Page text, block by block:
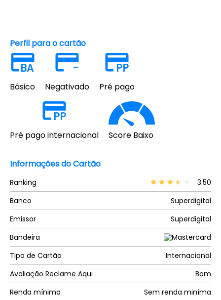
Perfil para o cartão
BA
Básico
-
Negativado
PP
Pré pago
PP
Pré pago internacional Score Baixo
Informações do Cartão
Ranking
3.50
Banco
Superdigital
Emissor
Superdigital
Bandeira
Tipo de Cartão
Internacional
Avaliação Reclame Aqui
Bom
Renda mínima
Sem renda miníma